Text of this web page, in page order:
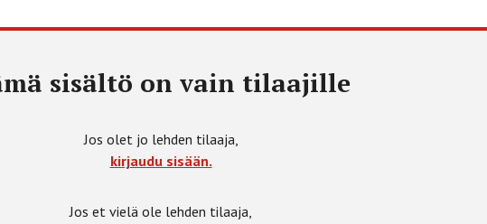
sisältö on vain tilaajille
Jos olet jo lehden tilaaja,
kirjaudu sisään.
Jos et vielä ole lehden tilaaja,